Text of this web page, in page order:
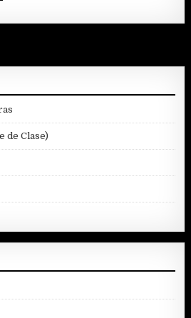
de Clase)